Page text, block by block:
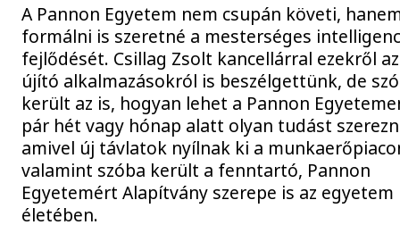
A Pannon Egyetem nem csupán követi,
formálni is szeretné a mesterséges
fejlődését. Csillag Zsolt kancellárral ezekről az
újító alkalmazásokról is beszélgettünk, de
került az is, hogyan lehet a Pannon
pár hét vagy hónap alatt olyan tudást
amivel új távlatok nyílnak ki a
valamint szóba került a fenntartó, Pannon
Egyetemért Alapítvány szerepe is az egyetem
életében.